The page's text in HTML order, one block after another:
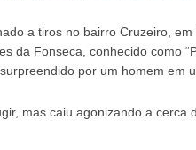
a tiros no bairro Cruzeiro, em
da Fonseca, conhecido como
por um homem em
mas caiu agonizando a cerca